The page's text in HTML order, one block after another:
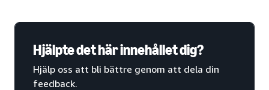
Hjälpte det här innehållet dig?
Hjälp oss att bli bättre genom att dela din
feedback.